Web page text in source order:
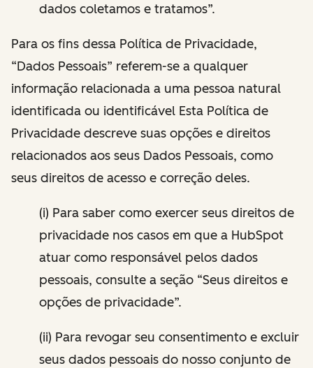
dados coletamos e tratamos”.
Para os fins dessa Política de Privacidade,
“Dados Pessoais” referem-se a qualquer
informação relacionada a uma pessoa natural
identificada ou identificável Esta Política de
Privacidade descreve suas opções e direitos
relacionados aos seus Dados Pessoais, como
seus direitos de acesso e correção deles.
(i) Para saber como exercer seus direitos de
privacidade nos casos em que a HubSpot
atuar como responsável pelos dados
pessoais, consulte a seção “Seus direitos e
opções de privacidade”.
(ii) Para revogar seu consentimento e excluir
seus dados pessoais do nosso conjunto de